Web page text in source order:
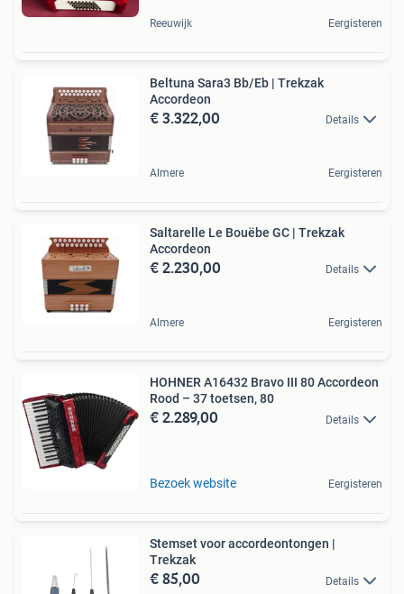
Reeuwijk Eergisteren
Beltuna Sara3 Bb/Eb | Trekzak
Accordeon
€ 3.322,00 Details
Almere Eergisteren
Saltarelle Le Bouëbe GC | Trekzak
Accordeon
€ 2.230,00 Details
Almere Eergisteren
HOHNER A16432 Bravo III 80 Accordeon
Rood – 37 toetsen, 80
€ 2.289,00 Details
Bezoek website Eergisteren
Stemset voor accordeontongen |
Trekzak
€ 85,00 Details